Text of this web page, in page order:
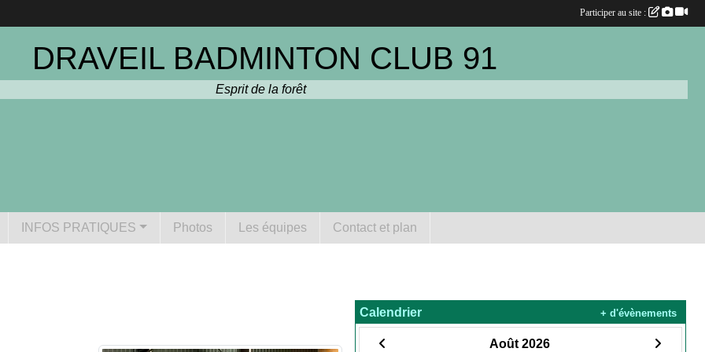
DRAVEIL BADMINTON CLUB 91
Esprit de la forêt
INFOS PRATIQUES Photos Les équipes Contact et plan
Calendrier
Août 2026
+ d'évènements
Participer au site :